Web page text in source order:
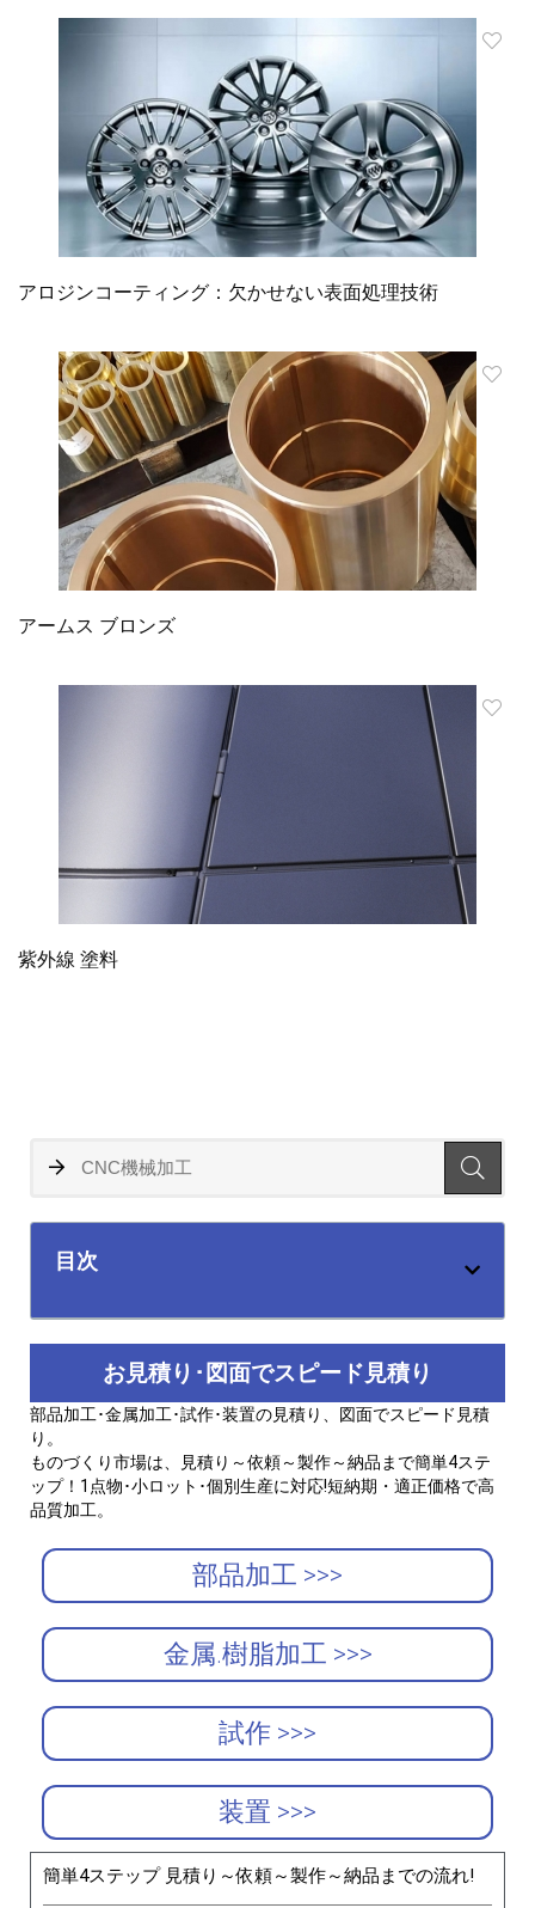
アロジンコーティング：欠かせない表面処理技術
アームス ブロンズ
紫外線 塗料
目次
お見積り･図面でスピード見積り
部品加工･金属加工･試作･装置の見積り、図面でスピード見積
り。
ものづくり市場は、見積り～依頼～製作～納品まで簡単4ステ
ップ！1点物･小ロット･個別生産に対応!短納期・適正価格で高
品質加工。
部品加工 >>>
金属.樹脂加工 >>>
試作 >>>
装置 >>>
簡単4ステップ 見積り～依頼～製作～納品までの流れ!